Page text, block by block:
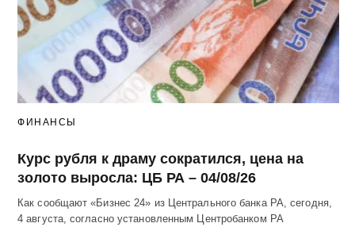
ФИНАНСЫ
Курс рубля к драму сократился, цена на
золото выросла: ЦБ РА – 04/08/26
Как сообщают «Бизнес 24» из Центрального банка РА, сегодня,
4 августа, согласно установленным Центробанком РА